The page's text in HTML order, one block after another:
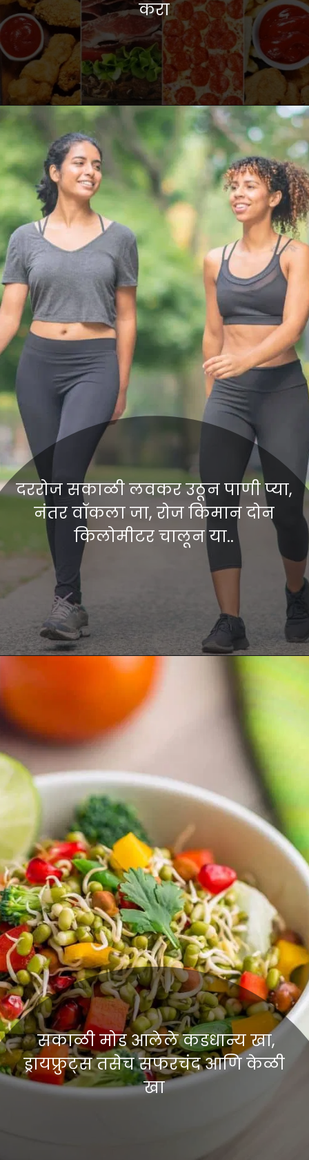
करा
दररोज सकाळी लवकर उठून पाणी प्या,
नंतर वॉकला जा, रोज किमान दोन
किलोमीटर चालून या..
सकाळी मोड आलेले कडधान्य खा,
ड्रायफ्रुट्स तसेच सफरचंद आणि केळी
खा